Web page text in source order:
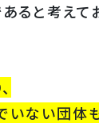
ると考えて
いない団体